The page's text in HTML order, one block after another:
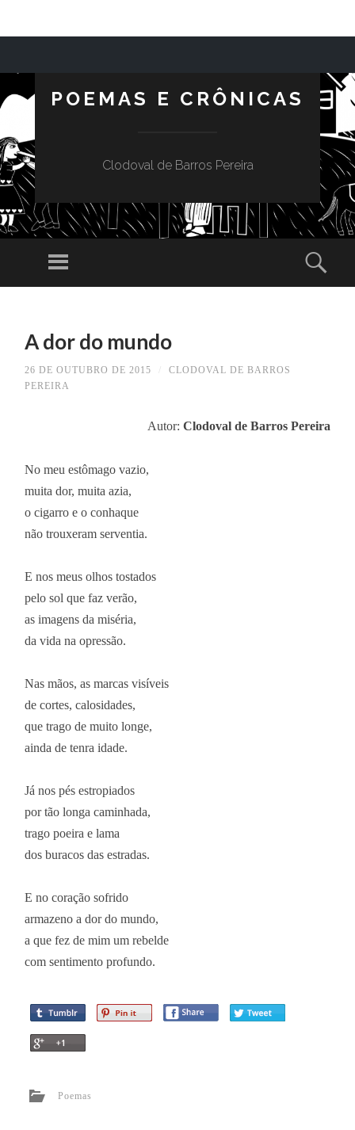
POEMAS E CRÔNICAS
Clodoval de Barros Pereira
Menu
A dor do mundo
26 DE OUTUBRO DE 2015
CLODOVAL DE BARROS
PEREIRA
Autor: Clodoval de Barros Pereira
No meu estômago vazio,
muita dor, muita azia,
o cigarro e o conhaque
não trouxeram serventia.
E nos meus olhos tostados
pelo sol que faz verão,
as imagens da miséria,
da vida na opressão.
Nas mãos, as marcas visíveis
de cortes, calosidades,
que trago de muito longe,
ainda de tenra idade.
Já nos pés estropiados
por tão longa caminhada,
trago poeira e lama
dos buracos das estradas.
E no coração sofrido
armazeno a dor do mundo,
a que fez de mim um rebelde
com sentimento profundo.
Poemas